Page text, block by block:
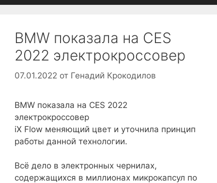
BMW показала на CES
2022 электрокроссовер
07.01.2022 от Генадий Крокодилов
BMW показала на CES 2022
электрокроссовер
iX Flow меняющий цвет и уточнила принцип
работы данной технологии.
Всё дело в электронных чернилах,
содержащихся в миллионах микрокапсул по